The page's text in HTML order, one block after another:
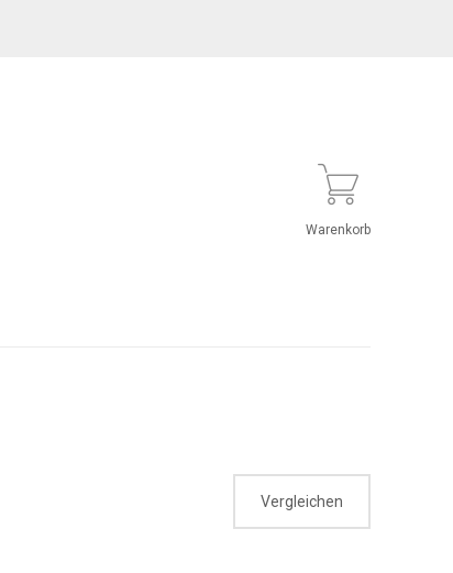
Warenkorb
Vergleichen